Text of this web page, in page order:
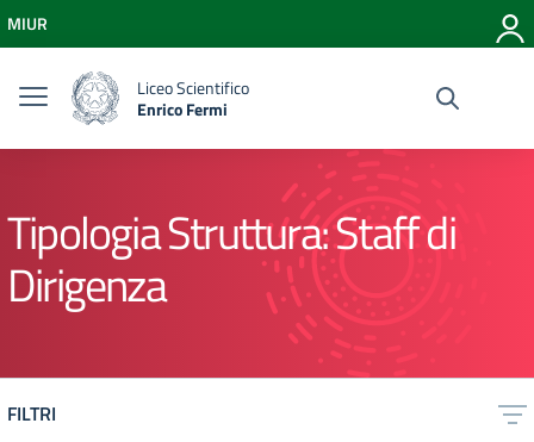
Vai al menu di navigazione
Vai al footer
MIUR
Liceo Scientifico
Enrico Fermi
Tipologia Struttura:Staff di
Dirigenza
FILTRI